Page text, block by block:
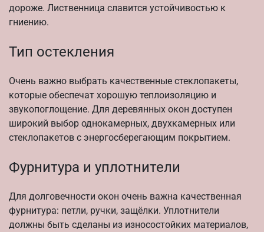
дороже. Лиственница славится устойчивостью к
гниению.
Тип остекления
Очень важно выбрать качественные стеклопакеты,
которые обеспечат хорошую теплоизоляцию и
звукопоглощение. Для деревянных окон доступен
широкий выбор однокамерных, двухкамерных или
стеклопакетов с энергосберегающим покрытием.
Фурнитура и уплотнители
Для долговечности окон очень важна качественная
фурнитура: петли, ручки, защёлки. Уплотнители
должны быть сделаны из износостойких материалов,